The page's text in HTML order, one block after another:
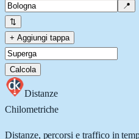
📍
⇅
+ Aggiungi tappa
Calcola
Distanze
Chilometriche
Distanze, percorsi e traffico in